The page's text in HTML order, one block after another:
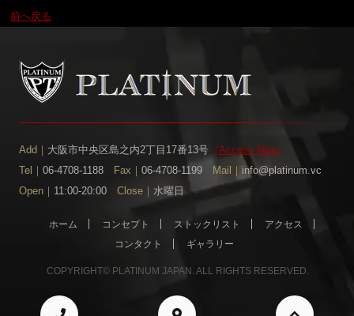
前へ戻る
Add｜ 大阪市中央区島之内2丁目17番13号［Access Map］
Tel｜ 06-4708-1188 Fax｜ 06-4708-1199 Mail｜ info@platinum.vc
Open｜ 11:00-20:00 Close｜ 水曜日
ホーム コンセプト ストックリスト
アクセス
コンタクト
ギャラリー
COPYRIGHT© PLATINUM JAPAN. ALL RIGHTS RESERVED.